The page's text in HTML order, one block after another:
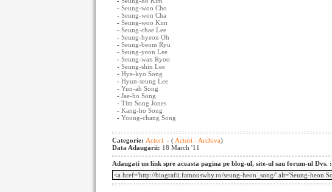
- Seung-woo Cho
- Seung-won Cha
- Seung-woo Kim
- Seung-chae Lee
- Seung-hyeon Oh
- Seung-beom Ryu
- Seung-yeon Lee
- Seung-wan Ryoo
- Seung-shin Lee
- Hye-kyo Song
- Hyun-seung Lee
- Yun-ah Song
- Jae-ho Song
- Tim Song Jones
- Kang-ho Song
- Young-chang Song
Categorie: Actori - ( Actori - Archiva)
Data Adaugarii: 18 March '11
Adaugati un link spre aceasta pagina pe blog-ul, site-ul sau forum-ul Dvs. :